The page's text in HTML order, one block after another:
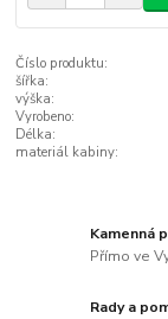
Číslo produktu:
šířka:
výška:
Vyrobeno:
Délka:
materiál kabiny:
Kamenná
Přímo ve
Rady a